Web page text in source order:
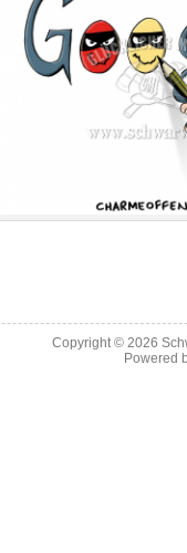
Copyright © 2026
Powered